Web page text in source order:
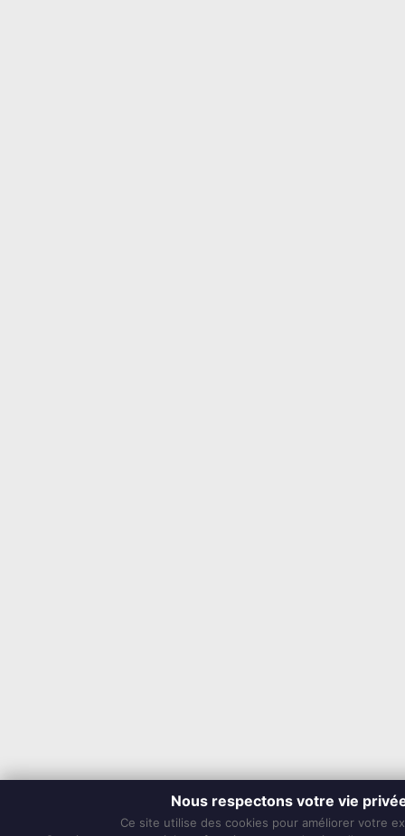
Nous respectons votre vie
Ce site utilise des cookies pour améliorer votre